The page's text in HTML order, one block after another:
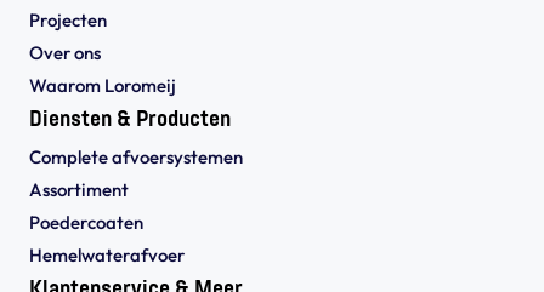
Projecten
Over ons
Waarom Loromeij
Diensten & Producten
Complete afvoersystemen
Assortiment
Poedercoaten
Hemelwaterafvoer